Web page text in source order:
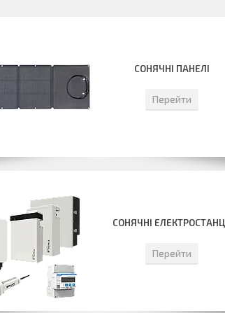
СОНЯЧНІ ПАНЕЛІ
Перейти
СОНЯЧНІ
Перейти